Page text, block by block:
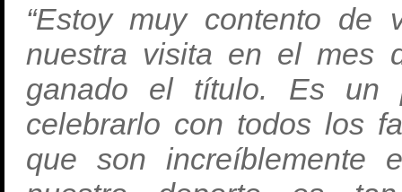
“Estoy muy contento
nuestra visita en el mes
ganado el título. Es un
celebrarlo con todos los
que son increíblemente